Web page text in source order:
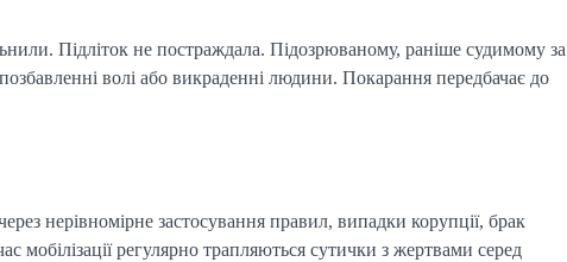
Підліток не постраждала. Підозрюваному, раніше судимому за
волі або викраденні людини. Покарання передбачає до
нерівномірне застосування правил, випадки корупції, брак
мобілізації регулярно трапляються сутички з жертвами серед